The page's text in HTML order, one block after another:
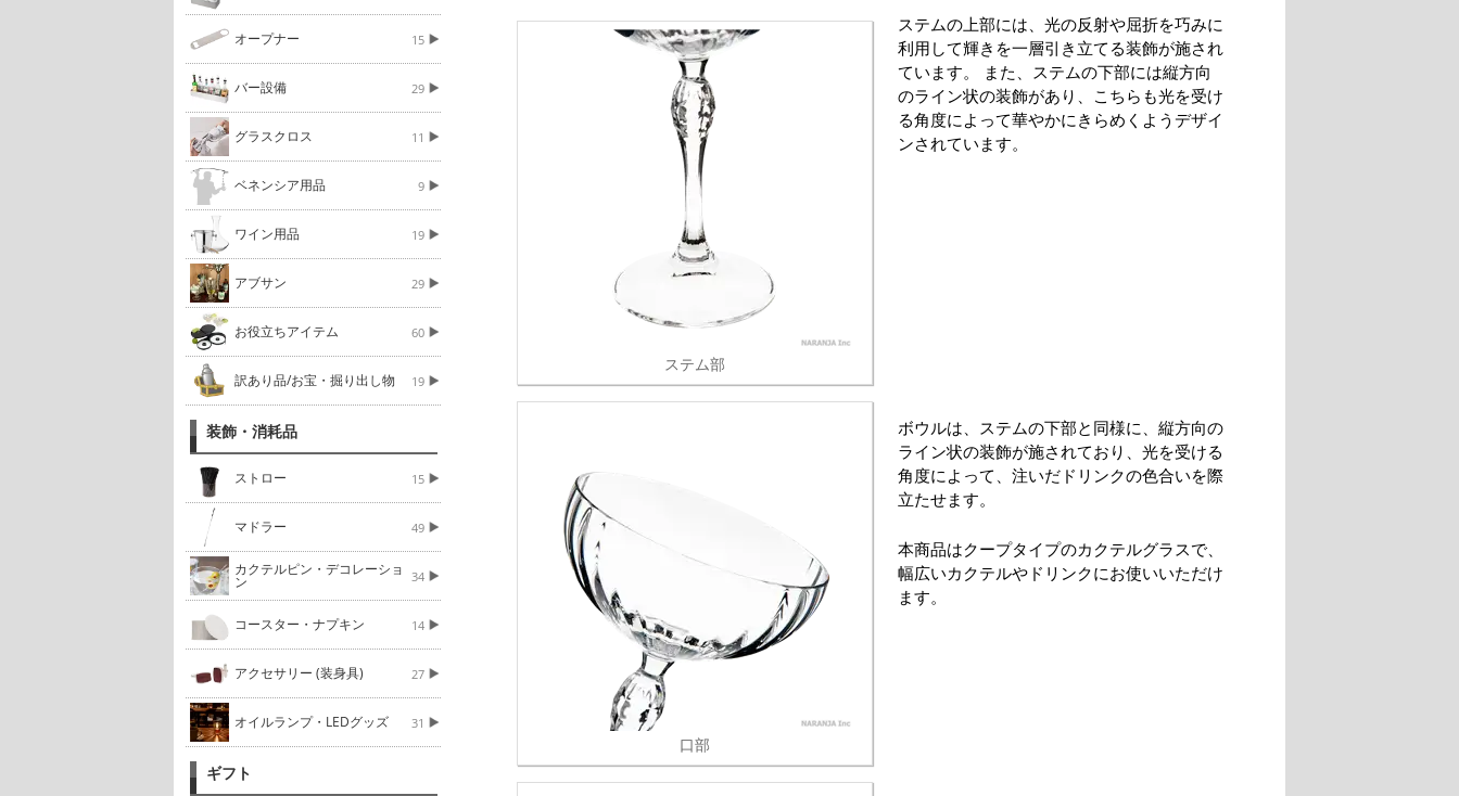
オープナー 15
バー設備 29
グラスクロス 11
ベネンシア用品 9
ワイン用品 19
アブサン 29
お役立ちアイテム 60
訳あり品/お宝・掘り出し物 19
装飾・消耗品
ストロー 15
マドラー 49
カクテルピン・デコレーショ
ン 34
コースター・ナプキン 14
アクセサリー (装身具) 27
オイルランプ・LEDグッズ 31
ギフト
ステム部
ステムの上部には、光の反射や屈折を巧みに
利用して輝きを一層引き立てる装飾が施され
ています。 また、ステムの下部には縦方向
のライン状の装飾があり、こちらも光を受け
る角度によって華やかにきらめくようデザイ
ンされています。
口部
ボウルは、ステムの下部と同様に、縦方向の
ライン状の装飾が施されており、光を受ける
角度によって、注いだドリンクの色合いを際
立たせます。
本商品はクープタイプのカクテルグラスで、
幅広いカクテルやドリンクにお使いいただけ
ます。